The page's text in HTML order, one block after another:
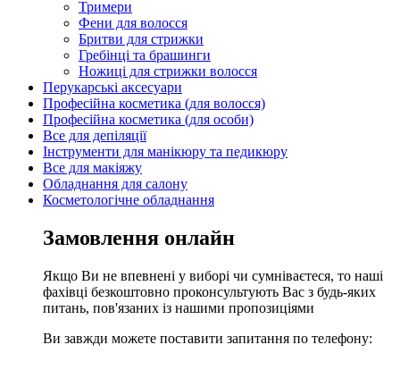
Тримери
Фени для волосся
Бритви для стрижки
Гребінці та брашинги
Ножиці для стрижки волосся
Перукарські аксесуари
Професійна косметика (для волосся)
Професійна косметика (для особи)
Все для депіляції
Інструменти для манікюру та педикюру
Все для макіяжу
Обладнання для салону
Косметологічне обладнання
Замовлення онлайн
Якщо Ви не впевнені у виборі чи сумніваєтеся, то наші
фахівці безкоштовно проконсультують Вас з будь-яких
питань, пов'язаних із нашими пропозиціями
Ви завжди можете поставити запитання по телефону: